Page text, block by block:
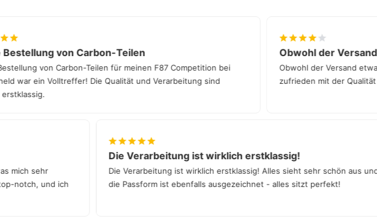
Bestellung von Carbon-Teilen
Bestellung von Carbon-Teilen für meinen F87 Competition bei
war ein Volltreffer! Die Qualität und Verarbeitung sind
erstklassig.
Obwohl der
Obwohl der
zufrieden mit der
sehr
und ich
Die Verarbeitung ist wirklich erstklassig!
Die Verarbeitung ist wirklich erstklassig! Alles sieht sehr schön aus und
die Passform ist ebenfalls ausgezeichnet - alles sitzt perfekt!